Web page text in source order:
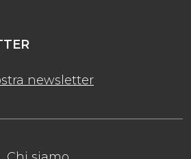
newsletter